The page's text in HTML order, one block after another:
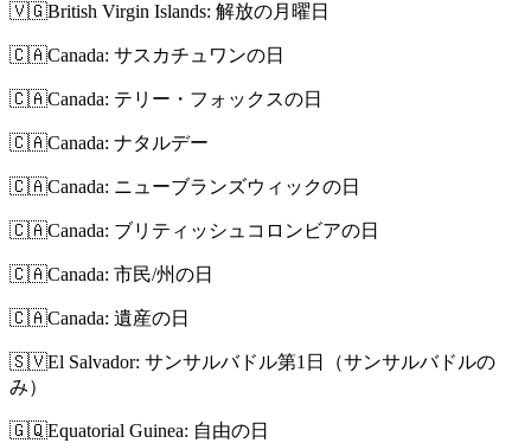
🇻🇬British Virgin Islands: 解放の月曜日
🇨🇦Canada: サスカチュワンの日
🇨🇦Canada: テリー・フォックスの日
🇨🇦Canada: ナタルデー
🇨🇦Canada: ニューブランズウィックの日
🇨🇦Canada: ブリティッシュコロンビアの日
🇨🇦Canada: 市民/州の日
🇨🇦Canada: 遺産の日
🇸🇻El Salvador: サンサルバドル第1日（サンサルバドルの
み）
🇬🇶Equatorial Guinea: 自由の日